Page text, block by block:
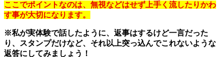
ここでポイントなのは、無視などはせず上手く流したりかわ
す事が大切になります。
※私が実体験で話したように、返事はするけど一言だった
り、スタンプだけなど、それ以上突っ込んでこれないような
返答にしてみましょう！